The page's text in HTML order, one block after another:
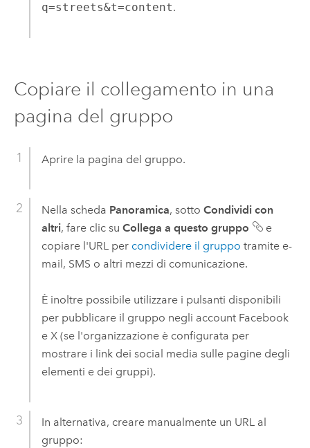
q=streets&t=content.
Copiare il collegamento in una
pagina del gruppo
Aprire la pagina del gruppo.
Nella scheda Panoramica, sotto Condividi con
altri, fare clic su Collega a questo gruppo
e
copiare l'URL per condividere il gruppo tramite e-
mail, SMS o altri mezzi di comunicazione.
È inoltre possibile utilizzare i pulsanti disponibili
per pubblicare il gruppo negli account Facebook
e X(se l'organizzazione è configurata per
mostrare i link dei social media sulle pagine degli
elementi e dei gruppi).
In alternativa, creare manualmente un URL al
gruppo: